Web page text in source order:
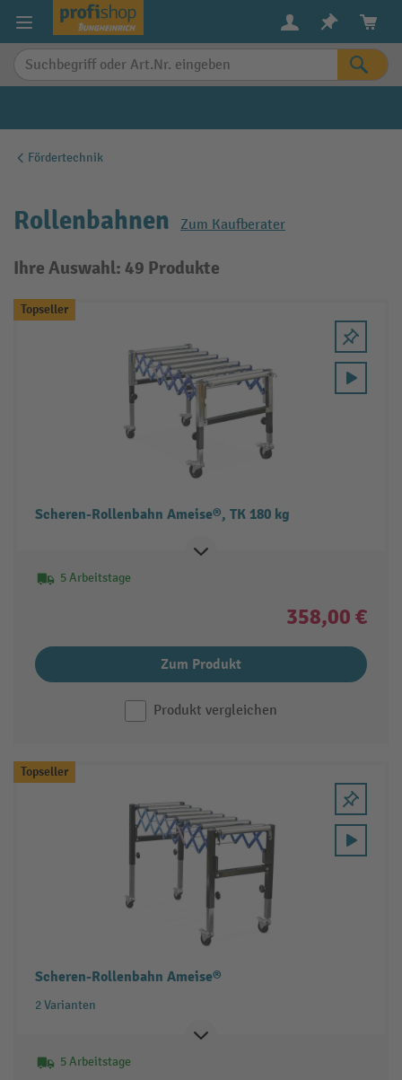
springen
Fördertechnik
Rollenbahnen Zum Kaufberater
Ihre Auswahl: 49 Produkte
Topseller
Scheren-Rollenbahn Ameise®, TK 180 kg
5 Arbeitstage
358,00 €
Zum Produkt
Produkt vergleichen
Topseller
Scheren-Rollenbahn Ameise®
2 Varianten
5 Arbeitstage